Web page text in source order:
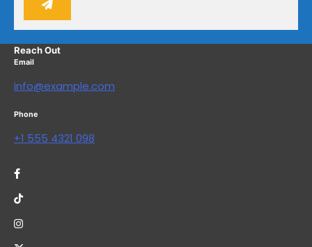
Reach Out
Email
info@example.com
Phone
+1 555 4321 098